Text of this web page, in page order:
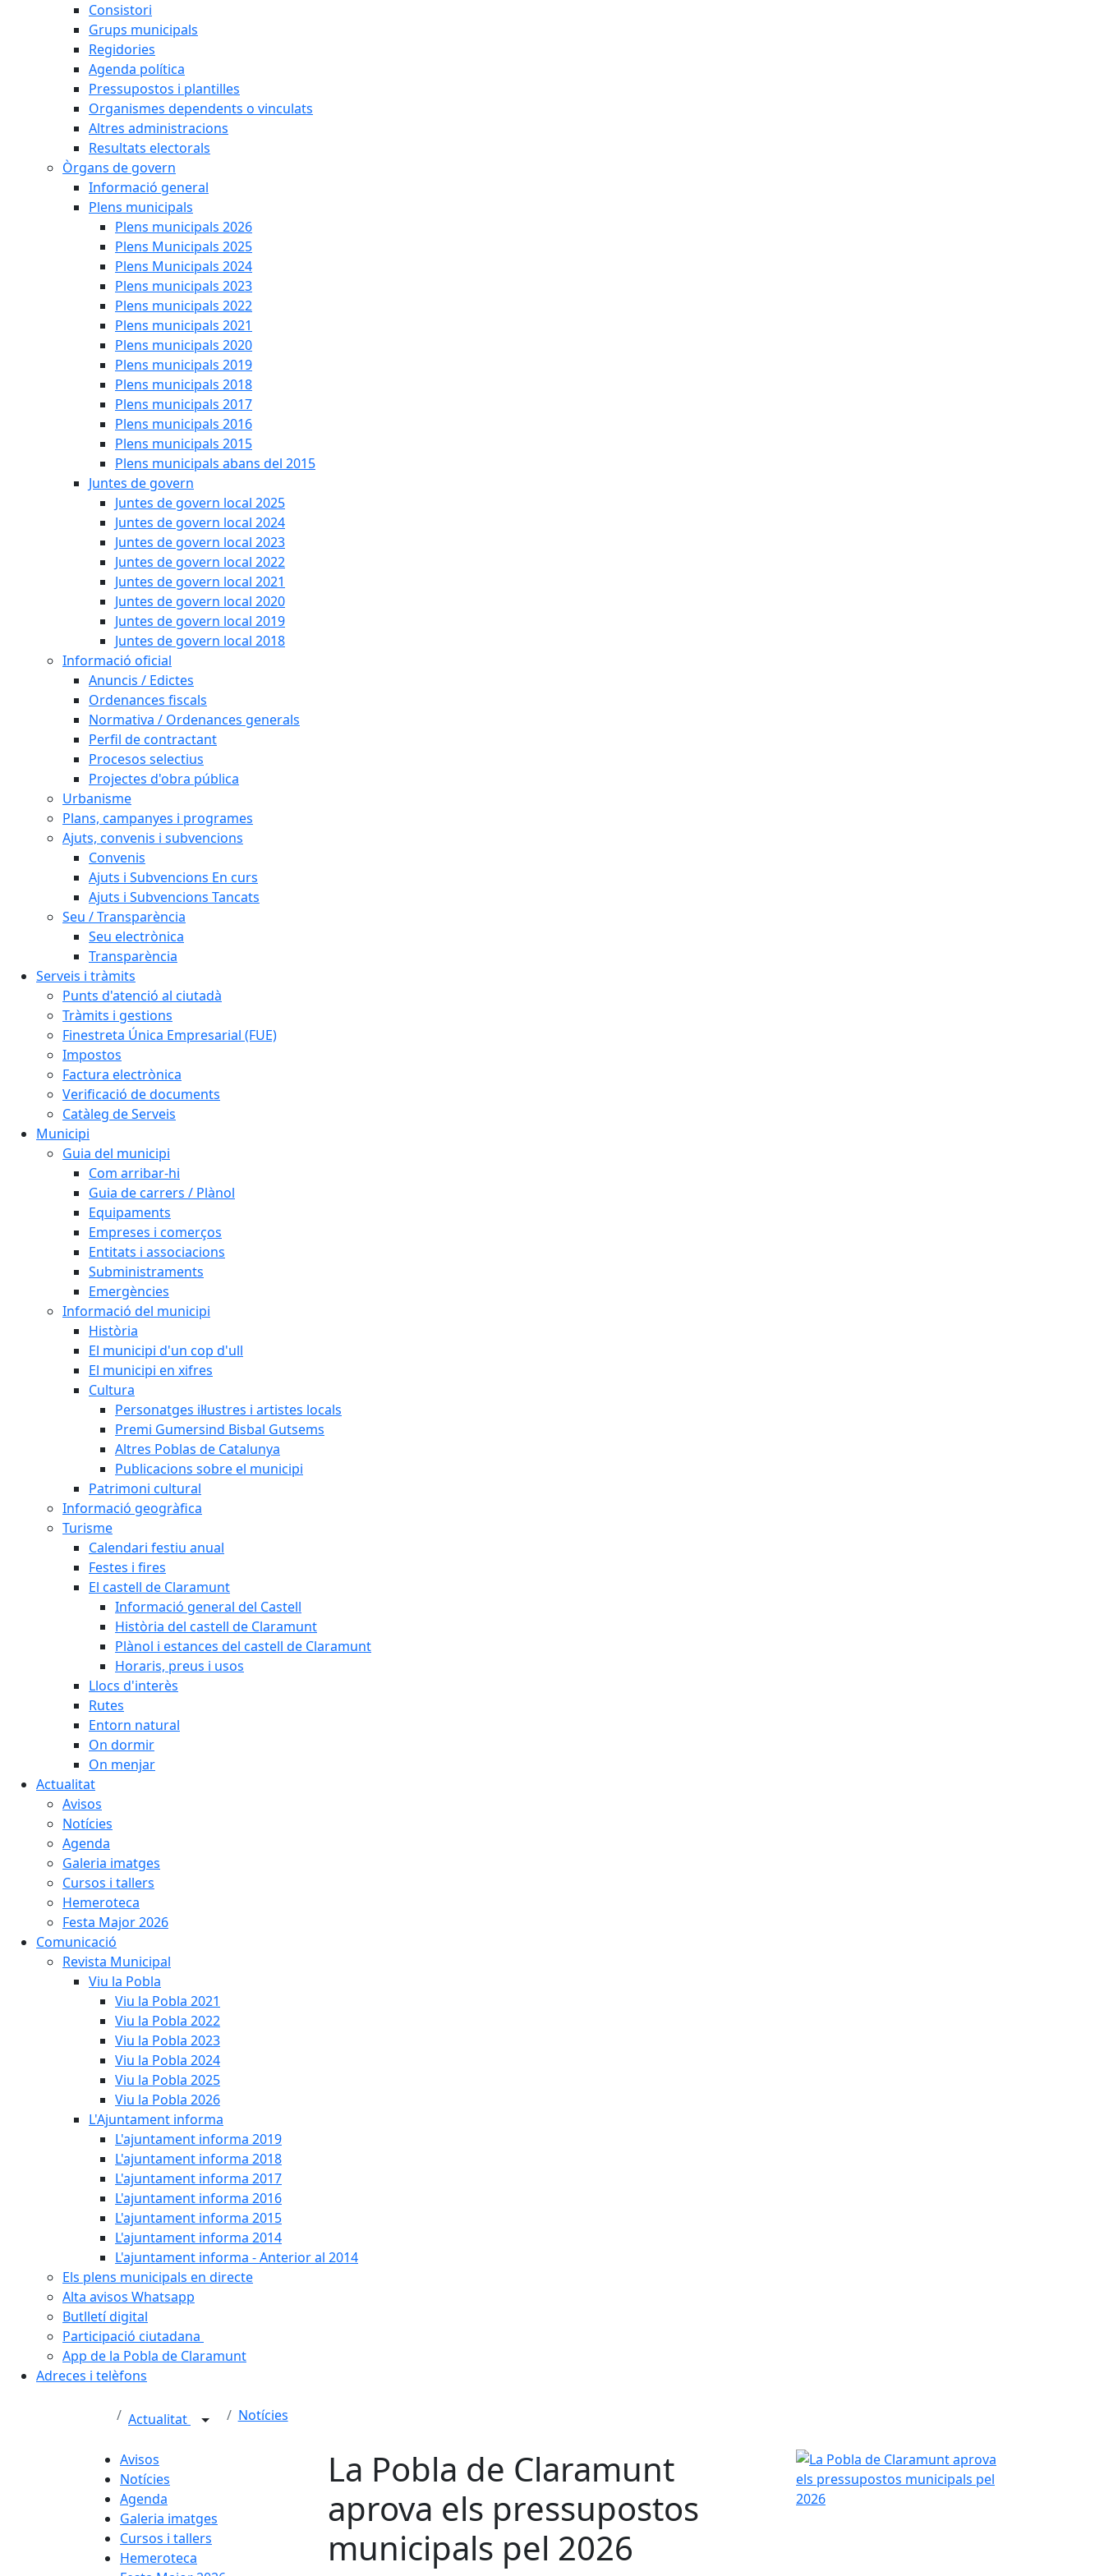
Consistori
Grups municipals
Regidories
Agenda política
Pressupostos i plantilles
Organismes dependents o vinculats
Altres administracions
Resultats electorals
Òrgans de govern
Informació general
Plens municipals
Plens municipals 2026
Plens Municipals 2025
Plens Municipals 2024
Plens municipals 2023
Plens municipals 2022
Plens municipals 2021
Plens municipals 2020
Plens municipals 2019
Plens municipals 2018
Plens municipals 2017
Plens municipals 2016
Plens municipals 2015
Plens municipals abans del 2015
Juntes de govern
Juntes de govern local 2025
Juntes de govern local 2024
Juntes de govern local 2023
Juntes de govern local 2022
Juntes de govern local 2021
Juntes de govern local 2020
Juntes de govern local 2019
Juntes de govern local 2018
Informació oficial
Anuncis / Edictes
Ordenances fiscals
Normativa / Ordenances generals
Perfil de contractant
Procesos selectius
Projectes d'obra pública
Urbanisme
Plans, campanyes i programes
Ajuts, convenis i subvencions
Convenis
Ajuts i Subvencions En curs
Ajuts i Subvencions Tancats
Seu / Transparència
Seu electrònica
Transparència
Serveis i tràmits
Punts d'atenció al ciutadà
Tràmits i gestions
Finestreta Única Empresarial (FUE)
Impostos
Factura electrònica
Verificació de documents
Catàleg de Serveis
Municipi
Guia del municipi
Com arribar-hi
Guia de carrers / Plànol
Equipaments
Empreses i comerços
Entitats i associacions
Subministraments
Emergències
Informació del municipi
Història
El municipi d'un cop d'ull
El municipi en xifres
Cultura
Personatges il·lustres i artistes locals
Premi Gumersind Bisbal Gutsems
Altres Poblas de Catalunya
Publicacions sobre el municipi
Patrimoni cultural
Informació geogràfica
Turisme
Calendari festiu anual
Festes i fires
El castell de Claramunt
Informació general del Castell
Història del castell de Claramunt
Plànol i estances del castell de Claramunt
Horaris, preus i usos
Llocs d'interès
Rutes
Entorn natural
On dormir
On menjar
Actualitat
Avisos
Notícies
Agenda
Galeria imatges
Cursos i tallers
Hemeroteca
Festa Major 2026
Comunicació
Revista Municipal
Viu la Pobla
Viu la Pobla 2021
Viu la Pobla 2022
Viu la Pobla 2023
Viu la Pobla 2024
Viu la Pobla 2025
Viu la Pobla 2026
L'Ajuntament informa
L'ajuntament informa 2019
L'ajuntament informa 2018
L'ajuntament informa 2017
L'ajuntament informa 2016
L'ajuntament informa 2015
L'ajuntament informa 2014
L'ajuntament informa - Anterior al 2014
Els plens municipals en directe
Alta avisos Whatsapp
Butlletí digital
Participació ciutadana
App de la Pobla de Claramunt
Adreces i telèfons
Actualitat Notícies
Avisos
Notícies
Agenda
Galeria imatges
Cursos i tallers
Hemeroteca
La Pobla de Claramunt
aprova els pressupostos
municipals pel 2026
La Pobla de Claramunt aprova els pressupostos